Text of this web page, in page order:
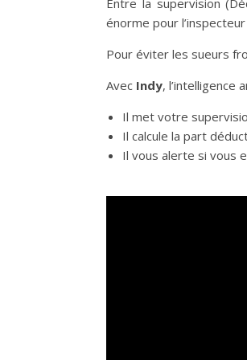
Entre la supervision
énorme pour
Pour éviter les sueurs
Avec Indy, l’intelligence
Il met votre
Il calcule la part
Il vous alerte si vous